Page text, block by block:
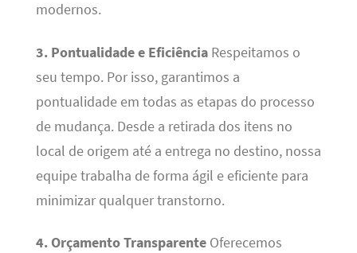
modernos.
3. Pontualidade e EficiênciaRespeitamos o
seu tempo. Por isso, garantimos a
pontualidade em todas as etapas do processo
de mudança. Desde a retirada dos itens no
local de origem até a entrega no destino, nossa
equipe trabalha de forma ágil e eficiente para
minimizar qualquer transtorno.
4. Orçamento TransparenteOferecemos